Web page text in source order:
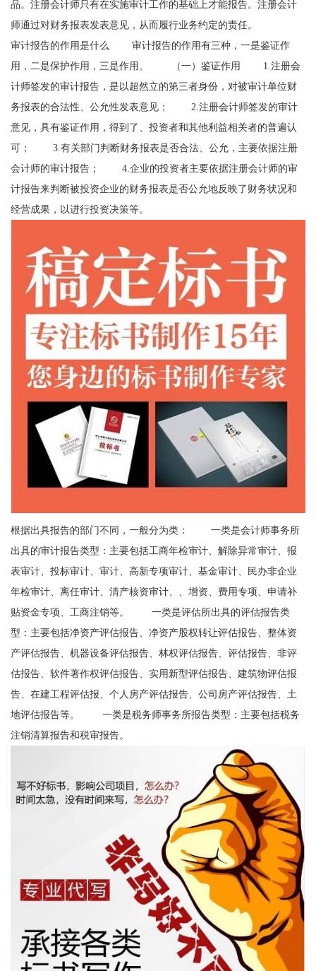
品。注册会计师只有在实施审计工作的基础上才能报告。注册会计
师通过对财务报表发表意见，从而履行业务约定的责任。
审计报告的作用是什么 审计报告的作用有三种，一是鉴证作
用，二是保护作用，三是作用。 （一）鉴证作用 1.注册会
计师签发的审计报告，是以超然立的第三者身份，对被审计单位财
务报表的合法性、公允性发表意见； 2.注册会计师签发的审计
意见，具有鉴证作用，得到了、投资者和其他利益相关者的普遍认
可； 3.有关部门判断财务报表是否合法、公允，主要依据注册
会计师的审计报告； 4.企业的投资者主要依据注册会计师的审
计报告来判断被投资企业的财务报表是否公允地反映了财务状况和
经营成果，以进行投资决策等。
根据出具报告的部门不同，一般分为类： 一类是会计师事务所
出具的审计报告类型：主要包括工商年检审计、解除异常审计、报
表审计、投标审计、审计、高新专项审计、基金审计、民办非企业
年检审计、离任审计、清产核资审计、、增资、费用专项、申请补
贴资金专项、工商注销等。 一类是评估所出具的评估报告类
型：主要包括净资产评估报告、净资产股权转让评估报告、整体资
产评估报告、机器设备评估报告、林权评估报告、评估报告、非评
估报告、软件著作权评估报告、实用新型评估报告、建筑物评估报
告、在建工程评估报、个人房产评估报告、公司房产评估报告、土
地评估报告等。 一类是税务师事务所报告类型：主要包括税务
注销清算报告和税审报告。